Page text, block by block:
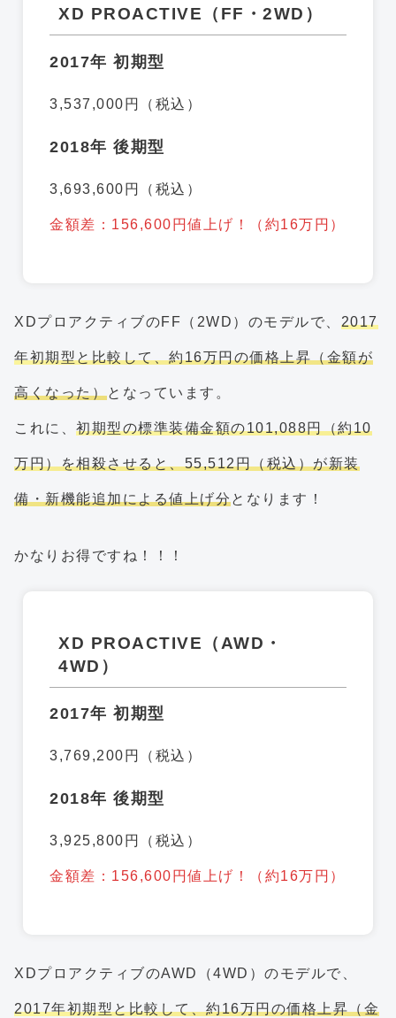
XD PROACTIVE（FF・2WD）
2017年 初期型
3,537,000円（税込）
2018年 後期型
3,693,600円（税込）
金額差：156,600円値上げ！（約16万円）
XDプロアクティブのFF（2WD）のモデルで、 2017
年初期型と比較して、約16万円の価格上昇（金額が
高くなった）となっています。
これに、 初期型の標準装備金額の101,088円（約10
万円）を相殺させると、55,512円（税込）が新装
備・新機能追加による値上げ分となります！
かなりお得ですね！！！
XD PROACTIVE（AWD・
4WD）
2017年 初期型
3,769,200円（税込）
2018年 後期型
3,925,800円（税込）
金額差：156,600円値上げ！（約16万円）
XDプロアクティブのAWD（4WD）のモデルで、
2017年初期型と比較して、約16万円の価格上昇（金